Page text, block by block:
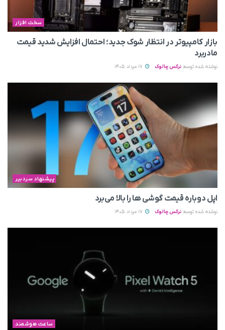
سخت افزار
بازار کامپیوتر در انتظار شوک جدید؛ احتمال افزایش شدید قیمت
مادربرد
نوشته شده توسط نرگس چالوک
پیشنهاد سردبیر
اپل دوباره قیمت‌ گوشی ها را بالا می‌برد
نوشته شده توسط نرگس چالوک
ساعت هوشمند